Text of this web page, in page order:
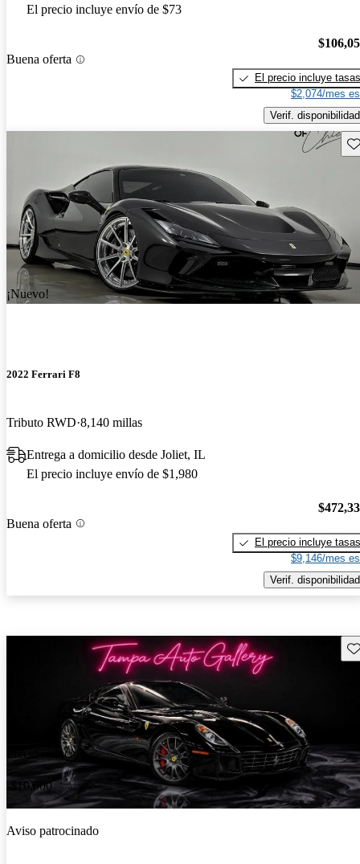
El precio incluye envío de $73
Buena oferta
El precio incluye tasas
$2,074/mes
Verif. disponibilidad
¡Nuevo!
2022 Ferrari F8
Tributo RWD 8,140 millas
Entrega a domicilio desde Joliet, IL
El precio incluye envío de $1,980
Buena oferta
El precio incluye tasas
$9,146/mes
Verif. disponibilidad
Precio reducido
-$10,000
Aviso patrocinado